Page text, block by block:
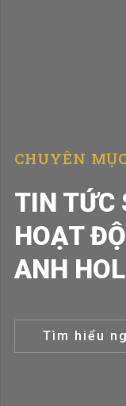
TIN TỨC
HOẠT
ANH
CHUYÊN
Tìm hiểu